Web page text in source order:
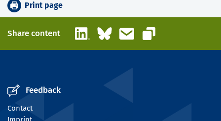
Print page
Share content LinkedInBlueskyEmail
Copy link
Feedback
Contact